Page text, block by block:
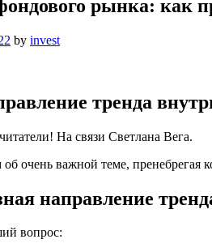
рынка: как
by invest
тренда
На связи Светлана Вега.
очень важной теме, пренебрегая
направление
вопрос: